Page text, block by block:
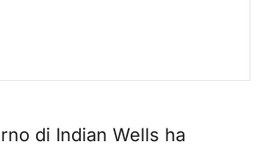
di Indian Wells ha